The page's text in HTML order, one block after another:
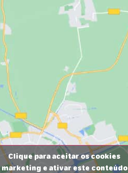
Clique para aceitar os cookies
marketing e ativar este conteúdo